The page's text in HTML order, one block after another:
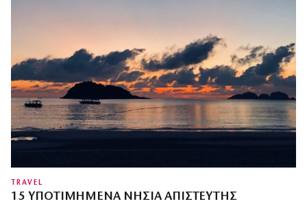
TRAVEL
15 ΥΠΟΤΙΜΗΜΈΝΑ ΝΗΣΙΆ ΑΠΊΣΤΕΥΤΗΣ